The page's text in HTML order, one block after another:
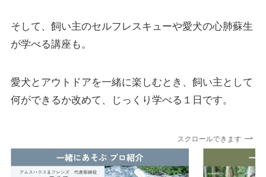
そして、飼い主のセルフレスキューや愛犬の心肺蘇生
が学べる講座も。
愛犬とアウトドアを一緒に楽しむとき、飼い主として
何ができるか改めて、じっくり学べる１日です。
スクロールできます